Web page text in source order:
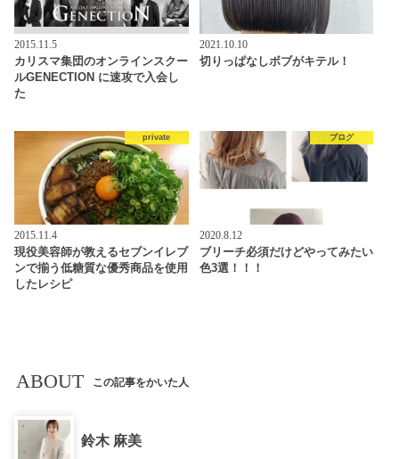
2015.11.5
カリスマ集団のオンラインスクー
ルGENECTION に速攻で入会し
た
2021.10.10
切りっぱなしボブがキテル！
private
2015.11.4
現役美容師が教えるセブンイレブ
ンで揃う低糖質な優秀商品を使用
したレシピ
ブログ
2020.8.12
ブリーチ必須だけどやってみたい
色3選！！！
ABOUT この記事をかいた人
鈴木 麻美